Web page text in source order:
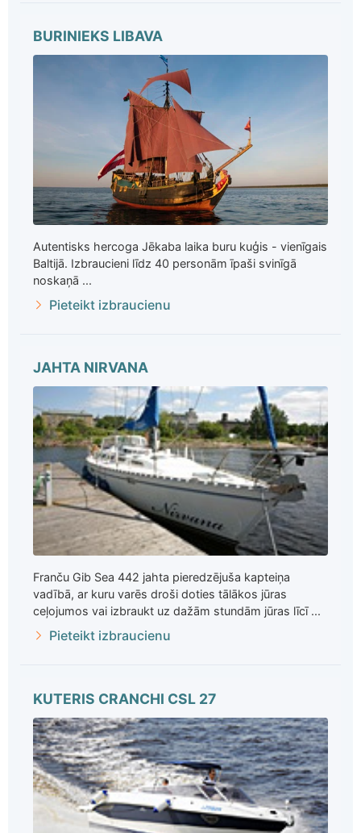
BURINIEKS LIBAVA
Autentisks hercoga Jēkaba laika buru kuģis - vienīgais
Baltijā. Izbraucieni līdz 40 personām īpaši svinīgā
noskaņā ...
Pieteikt izbraucienu
JAHTA NIRVANA
Franču Gib Sea 442 jahta pieredzējuša kapteiņa
vadībā, ar kuru varēs droši doties tālākos jūras
ceļojumos vai izbraukt uz dažām stundām jūras līcī ...
Pieteikt izbraucienu
KUTERIS CRANCHI CSL 27